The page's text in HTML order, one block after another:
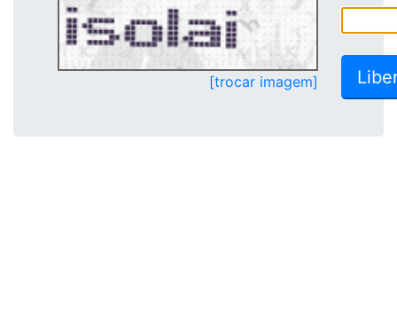
[trocar imagem]